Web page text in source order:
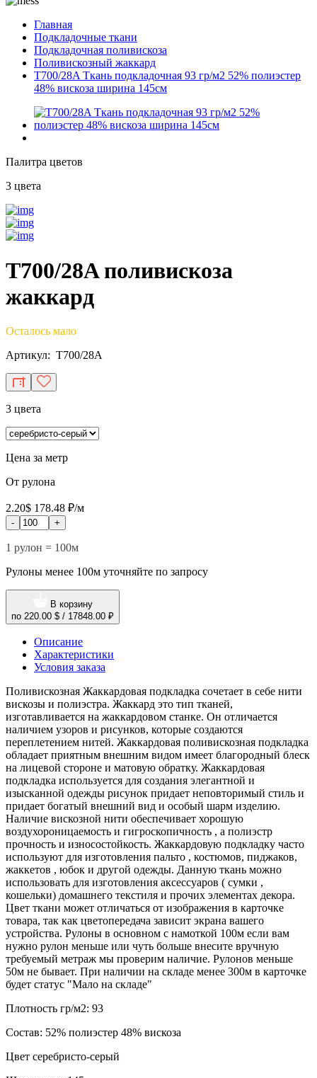
Главная
Подкладочные ткани
Подкладочная поливискоза
Поливискозный жаккард
T700/28A Ткань подкладочная 93 гр/м2 52% полиэстер
48% вискоза ширина 145см
Палитра цветов
3 цвета
T700/28A поливискоза
жаккард
Осталось мало
Артикул: T700/28A
3 цвета
Цена за метр
От рулона
2.20$ 178.48 ₽/м
- +
1 рулон = 100м
Рулоны менее 100м уточняйте по запросу
В корзину
по 220.00 $ / 17848.00 ₽
Описание
Характеристики
Условия заказа
Поливискозная Жаккардовая подкладка сочетает в себе нити
вискозы и полиэстра. Жаккард это тип тканей,
изготавливается на жаккардовом станке. Он отличается
наличием узоров и рисунков, которые создаются
переплетением нитей. Жаккардовая поливискозная подкладка
обладает приятным внешним видом имеет благородный блеск
на лицевой стороне и матовую обратку. Жаккардовая
подкладка используется для создания элегантной и
изысканной одежды рисунок придает неповторимый стиль и
придает богатый внешний вид и особый шарм изделию.
Наличие вискозной нити обеспечивает хорошую
воздухороницаемость и гигроскопичность , а полиэстр
прочность и износостойкость. Жаккардовую подкладку часто
используют для изготовления пальто , костюмов, пиджаков,
жаккетов , юбок и другой одежды. Данную ткань можно
использовать для изготовления аксессуаров ( сумки ,
кошельки) домашнего текстиля и прочих элементах декора.
Цвет ткани может отличаться от изображения в карточке
товара, так как цветопередача зависит экрана вашего
устройства. Рулоны в основном с намоткой 100м если вам
нужно рулон меньше или чуть больше внесите вручную
требуемый метраж мы проверим наличие. Рулонов меньше
50м не бывает. При наличии на складе менее 300м в карточке
будет статус "Мало на складе"
Плотность гр/м2: 93
Состав: 52% полиэстер 48% вискоза
Цвет серебристо-серый